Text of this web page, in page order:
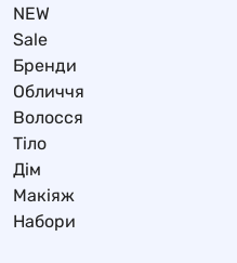
NEW
Sale
Бренди
Обличчя
Волосся
Тіло
Дім
Макіяж
Набори